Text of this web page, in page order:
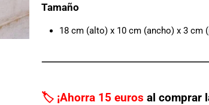
Tamaño
18 cm (alto) x 10 cm (ancho) x 3 cm
🏷️ ¡Ahorra 15 euros al comprar